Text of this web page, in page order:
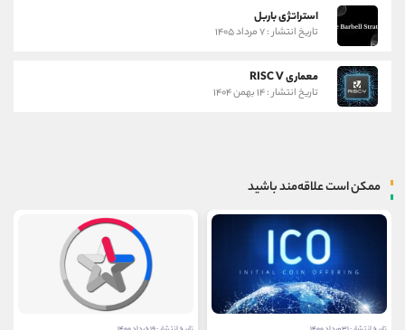
استراتژی باربل
تاریخ انتشار : ۷ مرداد ۱۴۰۵
معماری RISC V
تاریخ انتشار : ۱۴ بهمن ۱۴۰۴
ممکن است علاقه‌مند باشید